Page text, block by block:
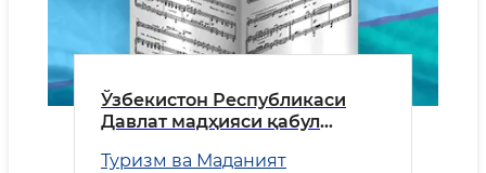
Ўзбекистон Республикаси
Давлат мадҳияси қабул
Туризм ва Маданият